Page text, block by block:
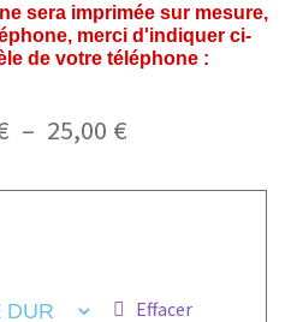
sera imprimée sur mesure,
merci d'indiquer ci-
de votre téléphone :
– 25,00 €
Effacer